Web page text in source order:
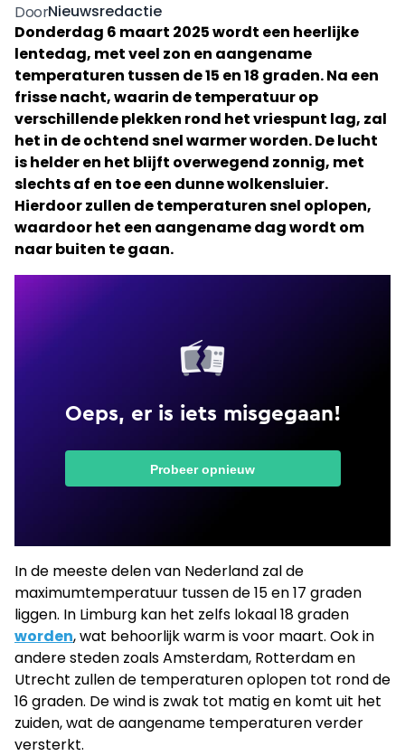
DoorNieuwsredactie
Donderdag 6 maart 2025 wordt een heerlijke
lentedag, met veel zon en aangename
temperaturen tussen de 15 en 18 graden. Na een
frisse nacht, waarin de temperatuur op
verschillende plekken rond het vriespunt lag, zal
het in de ochtend snel warmer worden. De lucht
is helder en het blijft overwegend zonnig, met
slechts af en toe een dunne wolkensluier.
Hierdoor zullen de temperaturen snel oplopen,
waardoor het een aangename dag wordt om
naar buiten te gaan.
In de meeste delen van Nederland zal de
maximumtemperatuur tussen de 15 en 17 graden
liggen. In Limburg kan het zelfs lokaal 18 graden
worden, wat behoorlijk warm is voor maart. Ook in
andere steden zoals Amsterdam, Rotterdam en
Utrecht zullen de temperaturen oplopen tot rond de
16 graden. De wind is zwak tot matig en komt uit het
zuiden, wat de aangename temperaturen verder
versterkt.